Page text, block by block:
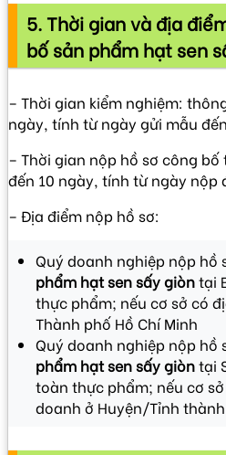
5. Thời gian và địa
bố sản phẩm hạt sen
– Thời gian kiểm nghiệm:
ngày, tính từ ngày gửi mẫu
– Thời gian nộp hồ sơ công
đến 10 ngày, tính từ ngày nộp
– Địa điểm nộp hồ sơ:
Quý doanh nghiệp nộp hồ
phẩm hạt sen sấy giòntại
thực phẩm; nếu cơ sở có
Thành phố Hồ Chí Minh
Quý doanh nghiệp nộp hồ
phẩm hạt sen sấy giòntại
toàn thực phẩm; nếu cơ
doanh ở Huyện/Tỉnh